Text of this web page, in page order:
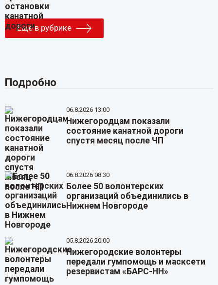
Еще в рубрике
Подробно
06.8.2026 13:00
Нижегородцам показали
состояние канатной дороги
спустя месяц после ЧП
06.8.2026 08:30
Более 50 волонтерских
организаций объединились в
Нижнем Новгороде
05.8.2026 20:00
Нижегородские волонтеры
передали гумпомощь и масксети
резервистам «БАРС-НН»